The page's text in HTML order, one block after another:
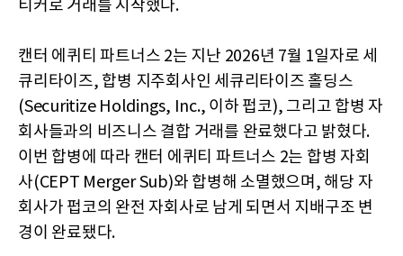
티커로 거래를 시작했다.
캔터 에퀴티 파트너스 2는 지난 2026년 7월 1일자로 세
큐리타이즈, 합병 지주회사인 세큐리타이즈 홀딩스
(Securitize Holdings, Inc., 이하 펍코), 그리고 합병 자
회사들과의 비즈니스 결합 거래를 완료했다고 밝혔다.
이번 합병에 따라 캔터 에퀴티 파트너스 2는 합병 자회
사(CEPT Merger Sub)와 합병해 소멸했으며, 해당 자
회사가 펍코의 완전 자회사로 남게 되면서 지배구조 변
경이 완료됐다.